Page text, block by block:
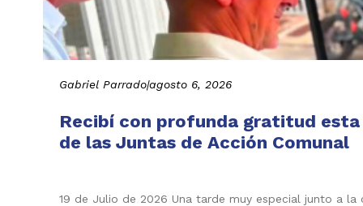
Gabriel Parrado|agosto 6, 2026
Recibí con profunda gratitud
de las Juntas de Acción Comunal
19 de Julio de 2026 Una tarde muy especial junto a